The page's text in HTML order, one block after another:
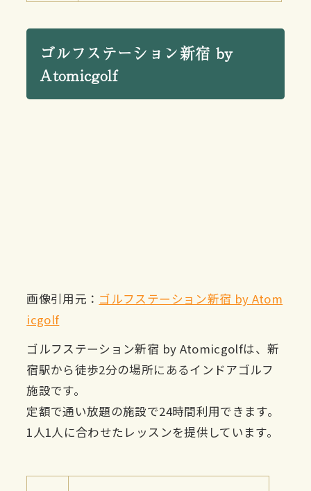
ゴルフステーション新宿 by
Atomicgolf
画像引用元： ゴルフステーション新宿 by Atom
icgolf
ゴルフステーション新宿 by Atomicgolfは、新
宿駅から徒歩2分の場所にあるインドアゴルフ
施設です。
定額で通い放題の施設で24時間利用できます。
1人1人に合わせたレッスンを提供しています。